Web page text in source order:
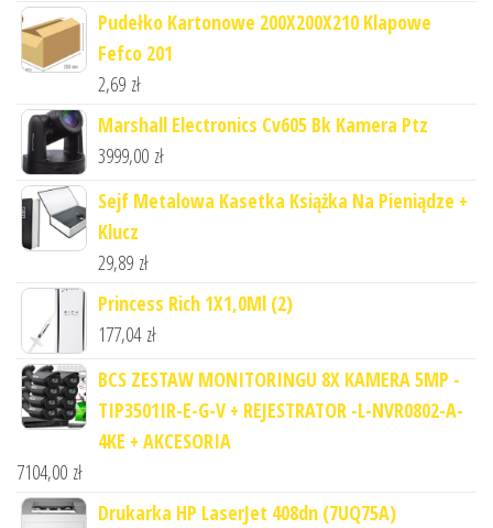
Pudełko Kartonowe 200X200X210 Klapowe
Fefco 201
2,69 zł
Marshall Electronics Cv605 Bk Kamera Ptz
3999,00 zł
Sejf Metalowa Kasetka Książka Na Pieniądze +
Klucz
29,89 zł
Princess Rich 1X1,0Ml (2)
177,04 zł
BCS ZESTAW MONITORINGU 8X KAMERA 5MP -
TIP3501IR-E-G-V + REJESTRATOR -L-NVR0802-A-
4KE + AKCESORIA
7104,00 zł
Drukarka HP LaserJet 408dn (7UQ75A)